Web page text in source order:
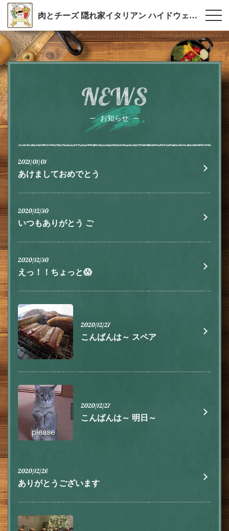
肉とチーズ 隠れ家イタリアン ハイドウェイダイニング555（ファイブ）川越
NEWS
お知らせ
2021/01/01
あけましておめでとう
2020/12/30
いつもありがとう ご
2020/12/30
えっ！！ちょっと😱
2020/12/27
こんばんは～ スペア
2020/12/27
こんばんは～ 明日～
2020/12/26
ありがとうございます